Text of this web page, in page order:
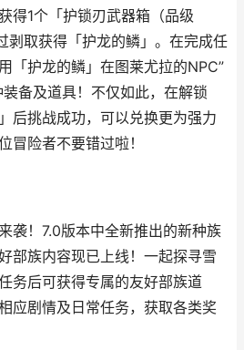
得1个「护锁刃武器箱（品级
剥取获得「护龙的鳞」。在完成任
「护龙的鳞」在图莱尤拉的NPC”
备及道具！不仅如此，在解锁
后挑战成功，可以兑换更为强力
冒险者不要错过啦！
袭！7.0版本中全新推出的新种族
部族内容现已上线！一起探寻雪
务后可获得专属的友好部族道
应剧情及日常任务，获取各类奖